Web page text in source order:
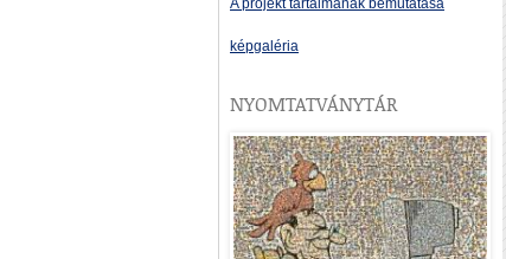
A projekt tartalmának bemutatása
képgaléria
NYOMTATVÁNYTÁR